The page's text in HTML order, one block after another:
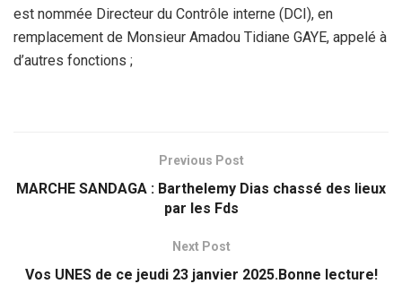
est nommée Directeur du Contrôle interne (DCI), en
remplacement de Monsieur Amadou Tidiane GAYE, appelé à
d’autres fonctions ;
Previous Post
MARCHE SANDAGA : Barthelemy Dias chassé des lieux
par les Fds
Next Post
Vos UNES de ce jeudi 23 janvier 2025.Bonne lecture!